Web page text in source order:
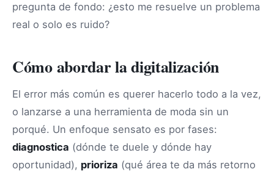
pregunta de fondo: ¿esto me resuelve un problema
real o solo es ruido?
Cómo abordar la digitalización
El error más común es querer hacerlo todo a la vez,
o lanzarse a una herramienta de moda sin un
porqué. Un enfoque sensato es por fases:
diagnostica (dónde te duele y dónde hay
oportunidad), prioriza (qué área te da más retorno